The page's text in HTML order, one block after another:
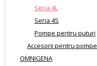
Seria 4L
Seria 4S
Pompe pentru puturi
Accesorii pentru pompe
OMNIGENA